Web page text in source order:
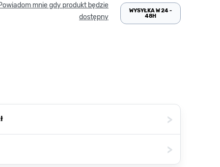
mnie gdy produkt będzie
dostępny
WYSYŁKA W 24 -
48H
>
>